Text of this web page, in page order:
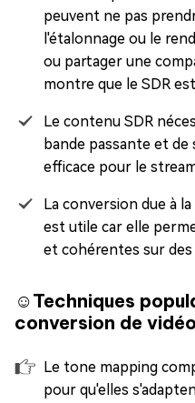
peuvent ne pas
l'étalonnage ou le
ou partager une
montre que le SDR
Le contenu SDR
bande passante et de
efficace pour le
La conversion due à
est utile car elle
et cohérentes sur des
☺️Techniques
conversion de
Le tone mapping
pour qu'elles